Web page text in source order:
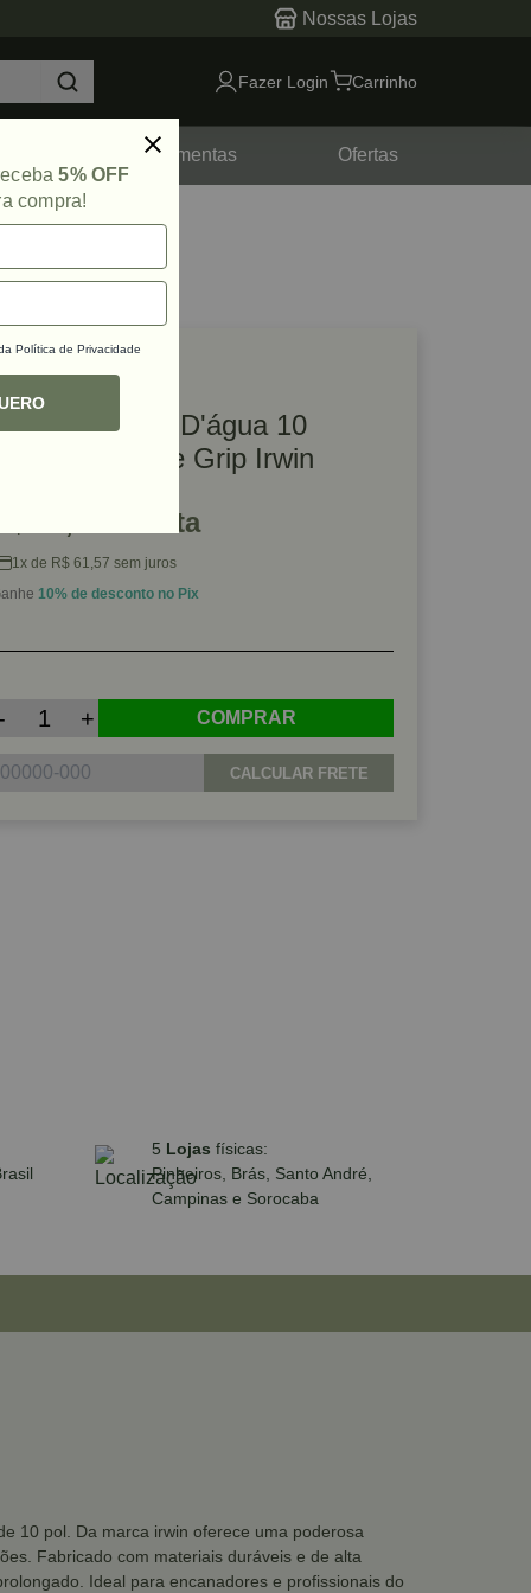
Nossas Lojas
Fazer Login Carrinho
Ferramentas Ofertas
55446
Bomba D'água 10
Polegadas Vise Grip Irwin
R$ 61,57 à vista
1x de R$ 61,57 sem juros
10% de desconto no Pix
- + COMPRAR
CALCULAR FRETE
5 Lojas físicas:
Pinheiros, Brás, Santo André,
Campinas e Sorocaba
10 pol. Da marca irwin oferece uma poderosa
Fabricado com materiais duráveis e de alta
Ideal para encanadores e profissionais do
5% OFF
compra!
Política de Privacidade